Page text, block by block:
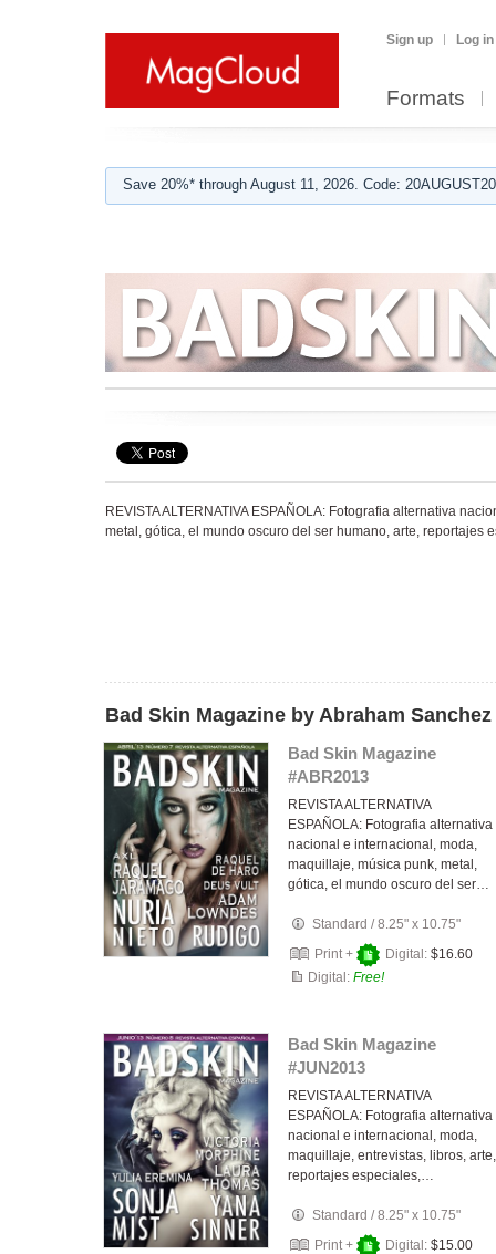
Sign up Log in
Formats
Save 20%* through August 11, 2026. Code:
REVISTA ALTERNATIVA ESPAÑOLA: Fotografia alternativa
metal, gótica, el mundo oscuro del ser humano, arte, reportajes
Bad Skin Magazine by Abraham Sanchez
Bad Skin Magazine
#ABR2013
REVISTA ALTERNATIVA
ESPAÑOLA: Fotografia alternativa
nacional e internacional, moda,
maquillaje, música punk, metal,
gótica, el mundo oscuro del ser…
Standard /8.25" x 10.75"
Print +
Digital: $16.60
Digital: Free!
Bad Skin Magazine
#JUN2013
REVISTA ALTERNATIVA
ESPAÑOLA: Fotografia alternativa
nacional e internacional, moda,
maquillaje, entrevistas, libros, arte,
reportajes especiales,…
Standard /8.25" x 10.75"
Print +
Digital: $15.00